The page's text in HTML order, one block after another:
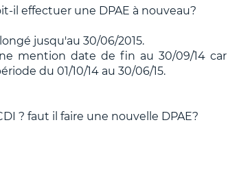
il effectuer une DPAE à nouveau?
jusqu'au 30/06/2015.
mention date de fin au 30/09/14 car
du 01/10/14 au 30/06/15.
? faut il faire une nouvelle DPAE?